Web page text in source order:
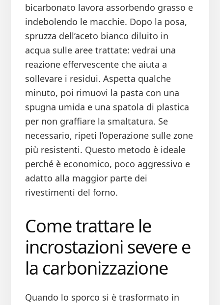
bicarbonato lavora assorbendo grasso e
indebolendo le macchie. Dopo la posa,
spruzza dell’aceto bianco diluito in
acqua sulle aree trattate: vedrai una
reazione effervescente che aiuta a
sollevare i residui. Aspetta qualche
minuto, poi rimuovi la pasta con una
spugna umida e una spatola di plastica
per non graffiare la smaltatura. Se
necessario, ripeti l’operazione sulle zone
più resistenti. Questo metodo è ideale
perché è economico, poco aggressivo e
adatto alla maggior parte dei
rivestimenti del forno.
Come trattare le
incrostazioni severe e
la carbonizzazione
Quando lo sporco si è trasformato in